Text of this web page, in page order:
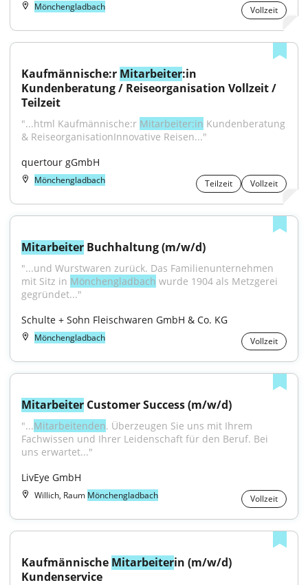
Mönchengladbach Vollzeit
Kaufmännische:r Mitarbeiter:in
Kundenberatung / Reiseorganisation Vollzeit /
Teilzeit
"...html Kaufmännische:r Mitarbeiter:in Kundenberatung
& ReiseorganisationInnovative Reisen..."
quertour gGmbH
Mönchengladbach Teilzeit Vollzeit
Mitarbeiter Buchhaltung (m/w/d)
"...und Wurstwaren zurück. Das Familienunternehmen
mit Sitz in Mönchengladbach wurde 1904 als Metzgerei
gegründet..."
Schulte + Sohn Fleischwaren GmbH & Co. KG
Mönchengladbach Vollzeit
Mitarbeiter Customer Success (m/w/d)
"...Mitarbeitenden. Überzeugen Sie uns mit Ihrem
Fachwissen und Ihrer Leidenschaft für den Beruf. Bei
uns erwartet..."
LivEye GmbH
Willich, Raum Mönchengladbach Vollzeit
Kaufmännische Mitarbeiterin (m/w/d)
Kundenservice